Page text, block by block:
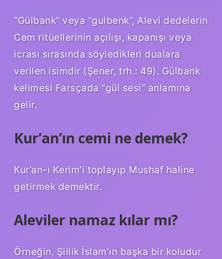
“Gülbank” veya “gulbenk”, Alevi dedelerin
Cem ritüellerinin açılışı, kapanışı veya
icrası sırasında söyledikleri dualara
verilen isimdir (Şener, trh.: 49). Gülbank
kelimesi Farsçada “gül sesi” anlamına
gelir.
Kur’an’ın cemi ne demek?
Kur’an-ı Kerim’i toplayıp Mushaf haline
getirmek demektir.
Aleviler namaz kılar mı?
Örneğin, Şiilik İslam’ın başka bir koludur